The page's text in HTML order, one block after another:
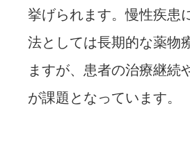
挙げられます。慢性疾患
法としては長期的な薬物
ますが、患者の治療継続
が課題となっています。